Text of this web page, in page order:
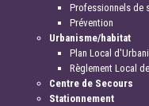
Professionnels de
Prévention
Urbanisme/habitat
Plan Local
Règlement Local
Centre de Secours
Stationnement